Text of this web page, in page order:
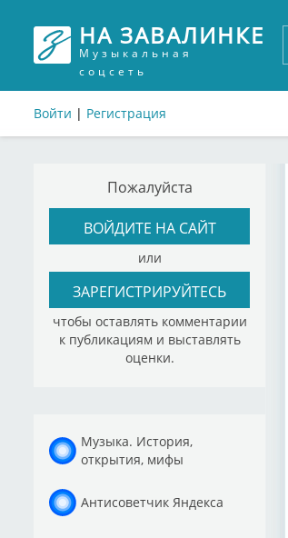
НА ЗАВАЛИНКЕ
Музыкальная
соцсеть
Войти | Регистрация
Пожалуйста
ВОЙДИТЕ НА САЙТ
или
ЗАРЕГИСТРИРУЙТЕСЬ
чтобы оставлять комментарии
к публикациям и выставлять
оценки.
Музыка. История,
открытия, мифы
Антисоветчик Яндекса